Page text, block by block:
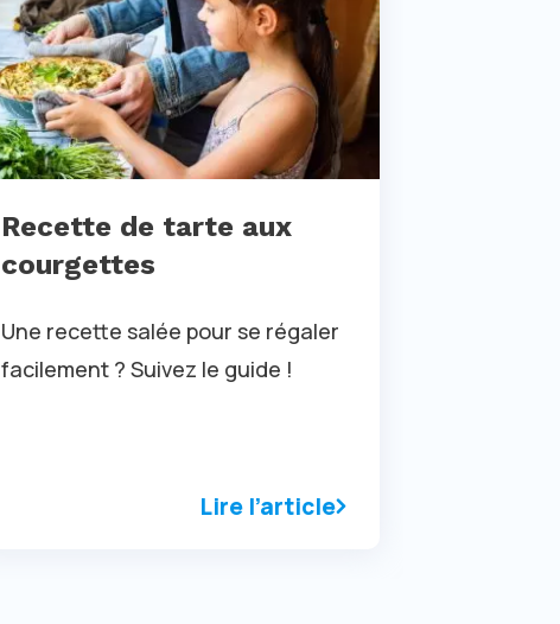
Recette de tarte aux
courgettes
Une recette salée pour se régaler
facilement ? Suivez le guide !
Lire l’article